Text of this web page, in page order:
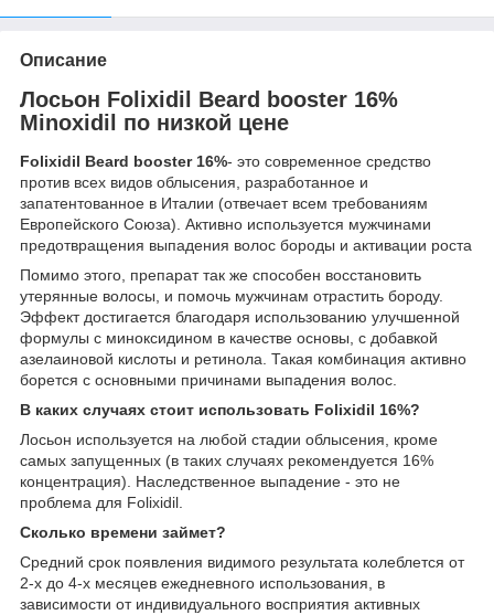
Описание
Лосьон Folixidil Beard booster 16%
Minoxidil по низкой цене
Folixidil Beard booster 16%- это современное средство
против всех видов облысения, разработанное и
запатентованное в Италии (отвечает всем требованиям
Европейского Союза). Активно используется мужчинами
предотвращения выпадения волос бороды и активации роста
Помимо этого, препарат так же способен восстановить
утерянные волосы, и помочь мужчинам отрастить бороду.
Эффект достигается благодаря использованию улучшенной
формулы с миноксидином в качестве основы, с добавкой
азелаиновой кислоты и ретинола. Такая комбинация активно
борется с основными причинами выпадения волос.
В каких случаях стоит использовать Folixidil 16%?
Лосьон используется на любой стадии облысения, кроме
самых запущенных (в таких случаях рекомендуется 16%
концентрация). Наследственное выпадение - это не
проблема для Folixidil.
Сколько времени займет?
Средний срок появления видимого результата колеблется от
2-х до 4-х месяцев ежедневного использования, в
зависимости от индивидуального восприятия активных